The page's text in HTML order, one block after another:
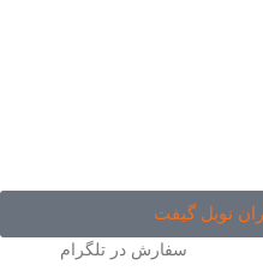
نوبل گیفت
سفارش در تلگرام